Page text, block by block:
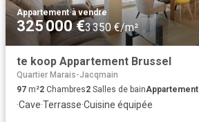
Appartement·à vendre
325 000 €3 350 €/m²
te koop Appartement Brussel
Quartier Marais-Jacqmain
97 m²2 Chambres2 Salles de bainAppartement
·Cave·Terrasse·Cuisine équipée